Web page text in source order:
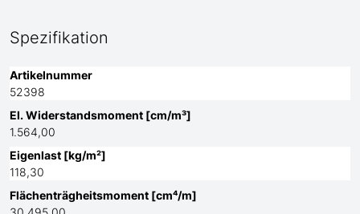
Spezifikation
Artikelnummer
52398
El. Widerstandsmoment [cm/m³]
1.564,00
Eigenlast [kg/m²]
118,30
Flächenträgheitsmoment [cm⁴/m]